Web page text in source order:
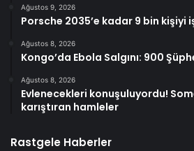
Ağustos 9, 2026
Porsche 2035’e kadar 9 bin kişiyi
Ağustos 8, 2026
Kongo’da Ebola Salgını: 900
Ağustos 8, 2026
Evlenecekleri konuşuluyordu!
karıştıran hamleler
Rastgele Haberler